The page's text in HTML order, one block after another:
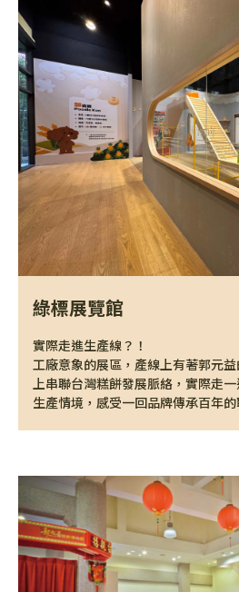
綠標展覽館
實際走進生產線？！
工廠意象的展區，產線上有著郭元
上串聯台灣糕餅發展脈絡，實際走
生產情境，感受一回品牌傳承百年的